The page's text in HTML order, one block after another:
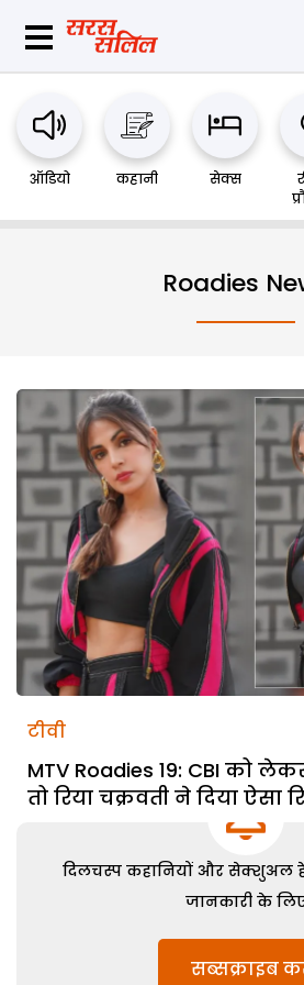
ऑडियो कहानी सेक्स
Roadies
टीवी
MTV Roadies 19: CBI को
तो रिया चक्रवती ने दिया ऐसा
दिलचस्प कहानियों और सेक्शुअल
जानकारी के
सब्सक्राइब